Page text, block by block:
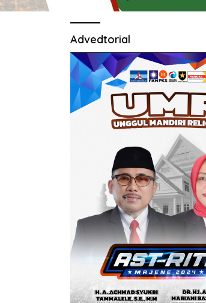
Advedtorial